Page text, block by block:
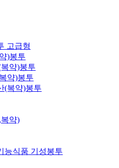
고급형
)봉투
약)봉투
약)봉투
(복약)봉투
약)
능식품 기성봉투